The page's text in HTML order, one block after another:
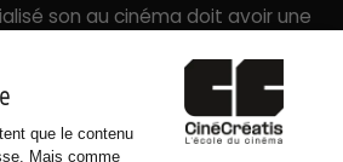
son au cinéma doit avoir une
une oreille affûtée ainsi qu’une
notamment lors du mixage. Il a la
avec le réalisateur, de choisir